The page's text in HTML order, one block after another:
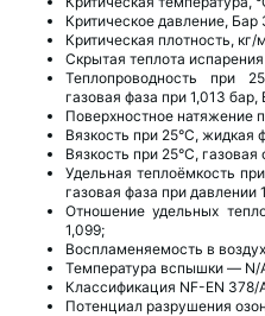
Критическое давление, Бар
Критическая плотность, кг/
Скрытая теплота
Теплопроводность при
газовая фаза при 1,013
Поверхностное натяжение
Вязкость при 25°C, жидкая
Вязкость при 25°C, газовая
Удельная теплоёмкость
газовая фаза при
Отношение удельных
1,099;
Воспламеняемость в
Температура вспышки — N/
Классификация NF-EN 378/
Потенциал разрушения